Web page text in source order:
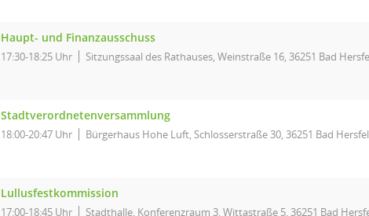
Haupt- und Finanzausschuss
17:30-18:25 Uhr Sitzungssaal des Rathauses, Weinstraße 16, 36251 Bad
Stadtverordnetenversammlung
18:00-20:47 Uhr Bürgerhaus Hohe Luft, Schlosserstraße 30, 36251 Bad
Lullusfestkommission
17:00-18:45 Uhr Stadthalle, Konferenzraum 3, Wittastraße 5, 36251 Bad